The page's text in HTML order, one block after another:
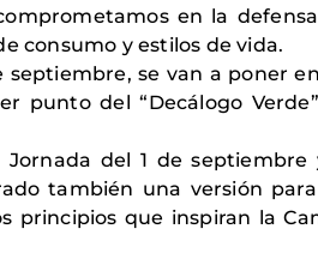
en la
consumo y estilos de vida.
se van a poner
punto del “Decálogo
del 1 de
también una versión
principios que inspiran la